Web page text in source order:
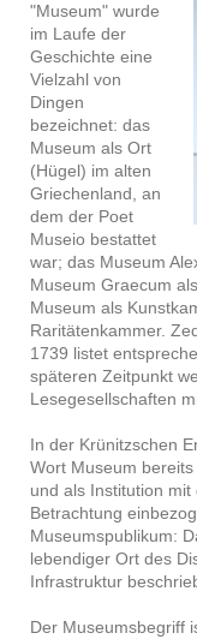
"Museum" wurde
im Laufe der
Geschichte eine
Vielzahl von
Dingen
bezeichnet: das
Museum als Ort
(Hügel) im alten
Griechenland, an
dem der Poet
Museio bestattet
war; das Museum
Museum Graecum
Museum als
Raritätenkammer.
1739 listet
späteren Zeitpunkt
Lesegesellschaften
In der Krünitzschen
Wort Museum
und als Institution
Betrachtung
Museumspublikum:
lebendiger Ort des
Infrastruktur
Der Museumsbegriff